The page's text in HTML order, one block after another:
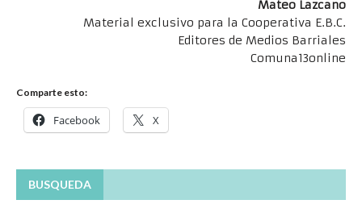
Mateo Lazcano
Material exclusivo para la Cooperativa E.B.C.
Editores de Medios Barriales
Comuna13online
Comparte esto:
Facebook X
BUSQUEDA